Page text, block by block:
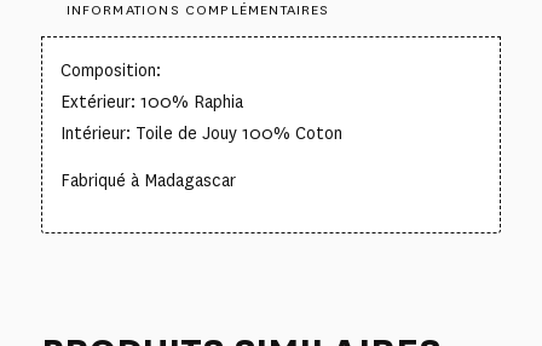
INFORMATIONS COMPLÉMENTAIRES
Composition:
Extérieur: 100% Raphia
Intérieur: Toile de Jouy 100% Coton
Fabriqué à Madagascar